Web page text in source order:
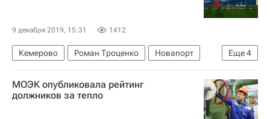
9 декабря 2019, 15:31 1412
Еще4
Кемерово Роман Троценко
Новапорт
Главгосэкспертиза
Коммерческая недвижимость
МОЭК опубликовала рейтинг
должников за тепло